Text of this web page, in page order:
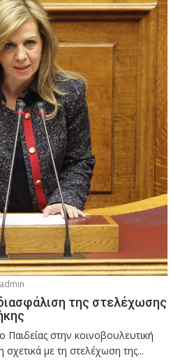
της στελέχωσης
στην κοινοβουλευτική
με τη στελέχωση της...